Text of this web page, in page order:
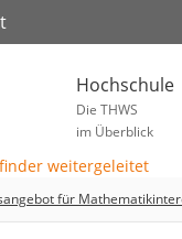
Hochschule
Die THWS
im Überblick
für